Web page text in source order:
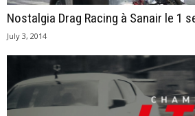
Nostalgia Drag Racing à Sanair le 1
July 3, 2014